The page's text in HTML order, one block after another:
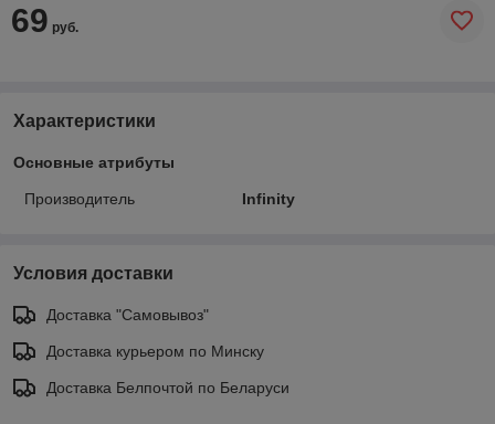
69 руб.
Характеристики
Основные атрибуты
Производитель Infinity
Условия доставки
Доставка "Самовывоз"
Доставка курьером по Минску
Доставка Белпочтой по Беларуси